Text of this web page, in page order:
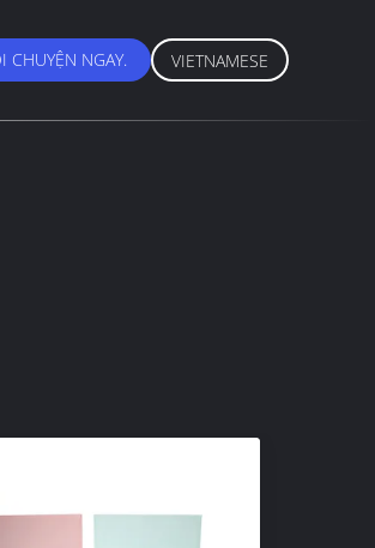
CHUYỆN NGAY. VIETNAMESE